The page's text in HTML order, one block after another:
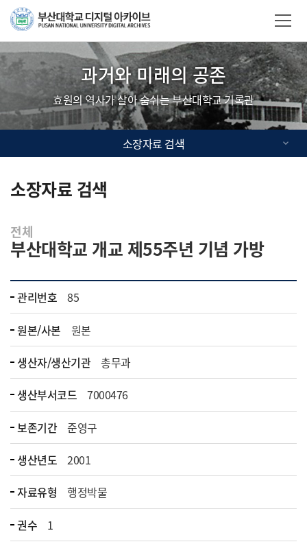
Skip Menu
과거와 미래의 공존
효원의 역사가 살아 숨쉬는 부산대학교 기록관
소장자료 검색
소장자료 검색
전체
부산대학교 개교 제55주년 기념 가방
관리번호
85
원본/사본
원본
생산자/생산기관
총무과
생산부서코드
7000476
보존기간
준영구
생산년도
2001
자료유형
행정박물
권수
1